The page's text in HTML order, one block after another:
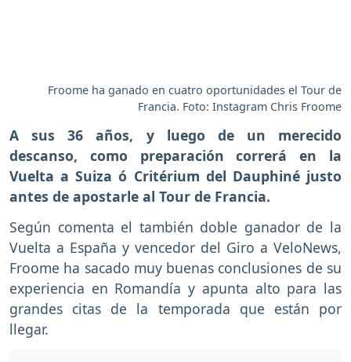
Froome ha ganado en cuatro oportunidades el Tour de
Francia. Foto: Instagram Chris Froome
A sus 36 años, y luego de un merecido
descanso, como preparación correrá en la
Vuelta a Suiza ó Critérium del Dauphiné justo
antes de apostarle al Tour de Francia.
Según comenta el también doble ganador de la
Vuelta a España y vencedor del Giro a VeloNews,
Froome ha sacado muy buenas conclusiones de su
experiencia en Romandía y apunta alto para las
grandes citas de la temporada que están por
llegar.